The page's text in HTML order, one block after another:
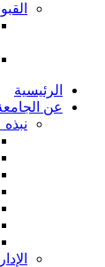
الرئيسية
عن